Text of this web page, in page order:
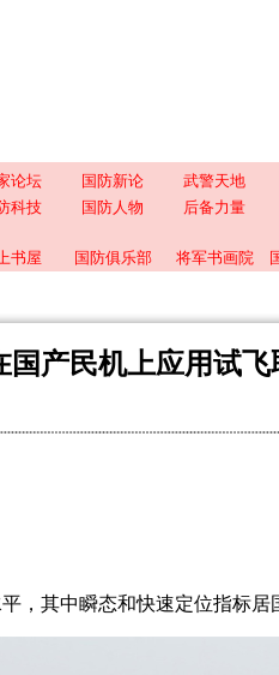
论坛 国防新论 武警天地
科技 国防人物 后备力量
书屋 国防俱乐部 将军书画院
产民机上应用试飞
，其中瞬态和快速定位指标居